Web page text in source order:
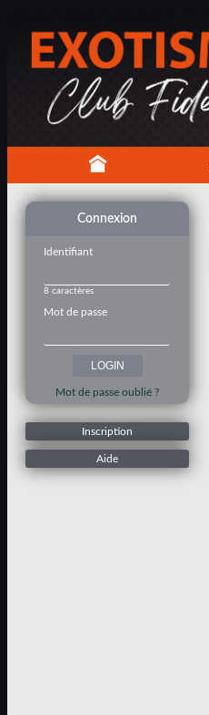
Connexion
Identifiant
8 caractères
Mot de passe
Mot de passe oublié ?
Inscription
Aide